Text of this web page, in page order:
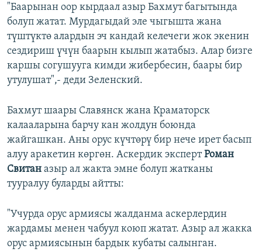
"Баарынан оор кырдаал азыр Бахмут багытында
болуп жатат. Мурдагыдай эле чыгышта жана
түштүктө алардын эч кандай келечеги жок экенин
сездириш үчүн баарын кылып жатабыз. Алар бизге
каршы согушууга кимди жибербесин, баары бир
утулушат",- деди Зеленский.
Бахмут шаары Славянск жана Краматорск
калааларына барчу кан жолдун боюнда
жайгашкан. Аны орус күчтөрү бир нече ирет басып
алуу аракетин көргөн. Аскердик экспертРоман
Свитан азыр ал жакта эмне болуп жатканы
тууралуу буларды айтты:
"Учурда орус армиясы жалданма аскерлердин
жардамы менен чабуул коюп жатат. Азыр ал жакка
орус армиясынын бардык кубаты салынган.